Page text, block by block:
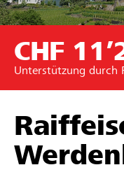
Unterstützen
Hilfe &
Partner /
Projekte und
CHF
Unterstützung durch